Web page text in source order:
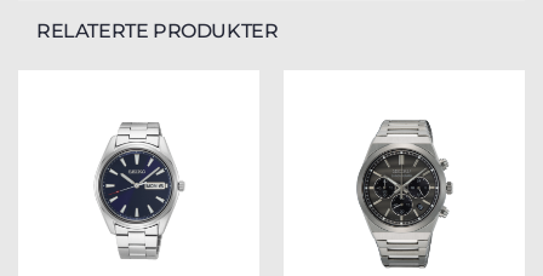
RELATERTE PRODUKTER